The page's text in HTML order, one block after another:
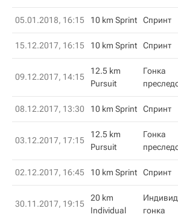
05.01.2018, 16:15 10 km Sprint Спринт
15.12.2017, 16:15 10 km Sprint Спринт
09.12.2017, 14:15
12.5 km
Pursuit
Гонка
08.12.2017, 13:30 10 km Sprint Спринт
03.12.2017, 17:15
12.5 km
Pursuit
Гонка
02.12.2017, 16:45 10 km Sprint Спринт
30.11.2017, 19:15
20 km
Individual
гонка